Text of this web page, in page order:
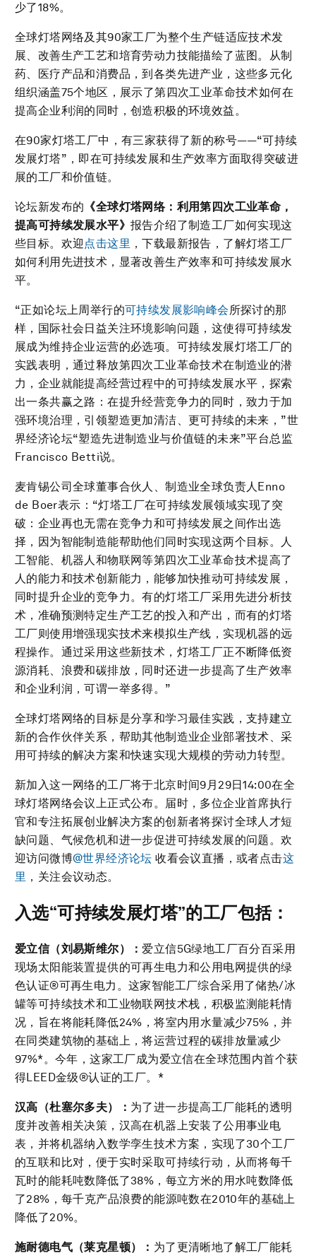
少了18%。
全球灯塔网络及其90家工厂为整个生产链适应技术发
展、改善生产工艺和培育劳动力技能描绘了蓝图。从制
药、医疗产品和消费品，到各类先进产业，这些多元化
组织涵盖75个地区，展示了第四次工业革命技术如何在
提高企业利润的同时，创造积极的环境效益。
在90家灯塔工厂中，有三家获得了新的称号——“可持续
发展灯塔”，即在可持续发展和生产效率方面取得突破进
展的工厂和价值链。
论坛新发布的 《全球灯塔网络：利用第四次工业革命，
提高可持续发展水平》 报告介绍了制造工厂如何实现这
些目标。欢迎 点击这里 ，下载最新报告，了解灯塔工厂
如何利用先进技术，显著改善生产效率和可持续发展水
平。
“正如论坛上周举行的可持续发展影响峰会所探讨的那
样，国际社会日益关注环境影响问题，这使得可持续发
展成为维持企业运营的必选项。可持续发展灯塔工厂的
实践表明，通过释放第四次工业革命技术在制造业的潜
力，企业就能提高经营过程中的可持续发展水平，探索
出一条共赢之路：在提升经营竞争力的同时，致力于加
强环境治理，引领塑造更加清洁、更可持续的未来，”世
界经济论坛“塑造先进制造业与价值链的未来”平台总监
Francisco Betti说。
麦肯锡公司全球董事合伙人、制造业全球负责人Enno
de Boer表示：“灯塔工厂在可持续发展领域实现了突
破：企业再也无需在竞争力和可持续发展之间作出选
择，因为智能制造能帮助他们同时实现这两个目标。人
工智能、机器人和物联网等第四次工业革命技术提高了
人的能力和技术创新能力，能够加快推动可持续发展，
同时提升企业的竞争力。有的灯塔工厂采用先进分析技
术，准确预测特定生产工艺的投入和产出，而有的灯塔
工厂则使用增强现实技术来模拟生产线，实现机器的远
程操作。通过采用这些新技术，灯塔工厂正不断降低资
源消耗、浪费和碳排放，同时还进一步提高了生产效率
和企业利润，可谓一举多得。”
全球灯塔网络的目标是分享和学习最佳实践，支持建立
新的合作伙伴关系，帮助其他制造业企业部署技术、采
用可持续的解决方案和快速实现大规模的劳动力转型。
新加入这一网络的工厂将于北京时间9月29日14:00在全
球灯塔网络会议上正式公布。届时，多位企业首席执行
官和专注拓展创业解决方案的创新者将探讨全球人才短
缺问题、气候危机和进一步促进可持续发展的问题。欢
迎访问微博@世界经济论坛 收看会议直播，或者点击这
里 ，关注会议动态。
入选“可持续发展灯塔”的工厂包括：
爱立信（刘易斯维尔）：爱立信5G绿地工厂百分百采用
现场太阳能装置提供的可再生电力和公用电网提供的绿
色认证®可再生电力。这家智能工厂综合采用了储热/冰
罐等可持续技术和工业物联网技术栈，积极监测能耗情
况，旨在将能耗降低24%，将室内用水量减少75%，并
在同类建筑物的基础上，将运营过程的碳排放量减少
97%*。今年，这家工厂成为爱立信在全球范围内首个获
得LEED金级®认证的工厂。*
汉高（杜塞尔多夫）： 为了进一步提高工厂能耗的透明
度并改善相关决策，汉高在机器上安装了公用事业电
表，并将机器纳入数学孪生技术方案，实现了30个工厂
的互联和比对，便于实时采取可持续行动，从而将每千
瓦时的能耗吨数降低了38%，每立方米的用水吨数降低
了28%，每千克产品浪费的能源吨数在2010年的基础上
降低了20%。
施耐德电气（莱克星顿）： 为了更清晰地了解工厂能耗